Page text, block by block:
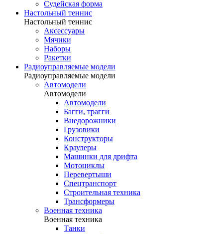
Судейская форма
Настольный теннис
Настольный теннис
Аксессуары
Мячики
Наборы
Ракетки
Радиоуправляемые модели
Радиоуправляемые модели
Автомодели
Автомодели
Автомодели
Багги, трагги
Внедорожники
Грузовики
Конструкторы
Краулеры
Машинки для дрифта
Мотоциклы
Перевертыши
Спецтранспорт
Строительная техника
Трансформеры
Военная техника
Военная техника
Танки